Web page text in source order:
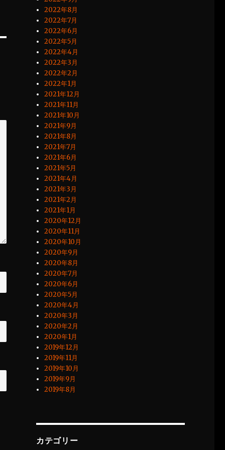
2022年8月
2022年7月
2022年6月
2022年5月
2022年4月
2022年3月
2022年2月
2022年1月
2021年12月
2021年11月
2021年10月
2021年9月
2021年8月
2021年7月
2021年6月
2021年5月
2021年4月
2021年3月
2021年2月
2021年1月
2020年12月
2020年11月
2020年10月
2020年9月
2020年8月
2020年7月
2020年6月
2020年5月
2020年4月
2020年3月
2020年2月
2020年1月
2019年12月
2019年11月
2019年10月
2019年9月
2019年8月
カテゴリー